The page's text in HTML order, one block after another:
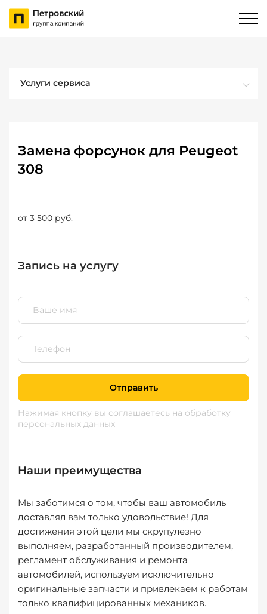
Услуги сервиса
Замена форсунок для Peugeot
308
от 3 500 руб.
Запись на услугу
Отправить
Нажимая кнопку вы соглашаетесь на обработку
персональных данных
Наши преимущества
Мы заботимся о том, чтобы ваш автомобиль
доставлял вам только удовольствие! Для
достижения этой цели мы скрупулезно
выполняем, разработанный производителем,
регламент обслуживания и ремонта
автомобилей, используем исключительно
оригинальные запчасти и привлекаем к работам
только квалифицированных механиков.